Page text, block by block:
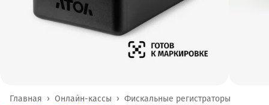
Фискальные регистраторы
Онлайн-кассы ›
Главная ›